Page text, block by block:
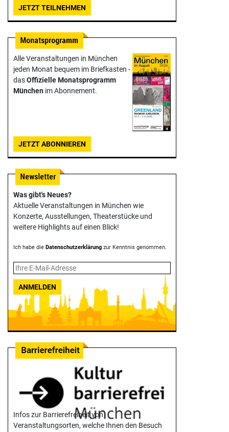
JETZT TEILNEHMEN
Alle Veranstaltungen in München
jeden Monat bequem im Briefkasten -
dasOffizielle Monats­programm
München im Abonnement.
JETZT ABONNIEREN
Was gibt's Neues?
Aktuelle Veranstaltungen in München wie
Konzerte, Ausstellungen, Theater­stücke und
weitere Highlights auf einen Blick!
Ich habe die Datenschutzerklärung zur Kenntnis genommen.
ANMELDEN
Infos zur Barrierefreiheit von
Veranstaltungsorten, welche Ihnen den Besuch